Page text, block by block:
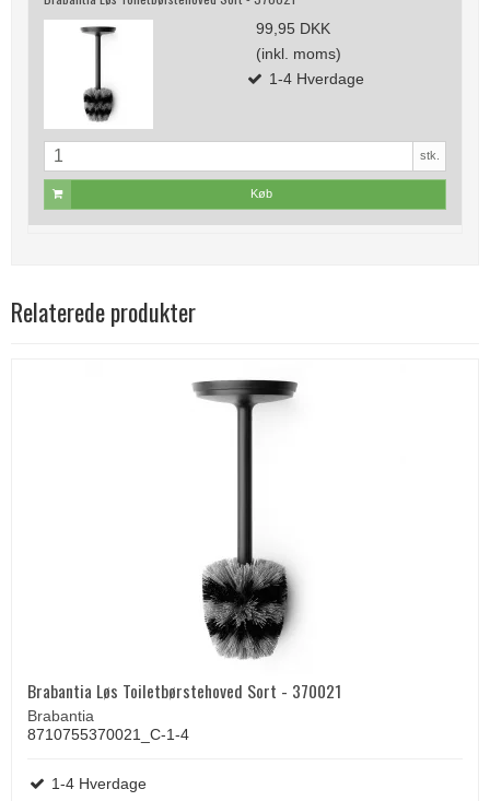
99,95 DKK
(inkl. moms)
1-4 Hverdage
stk.
Køb
Relaterede produkter
Brabantia Løs Toiletbørstehoved Sort - 370021
Brabantia
8710755370021_C-1-4
1-4 Hverdage